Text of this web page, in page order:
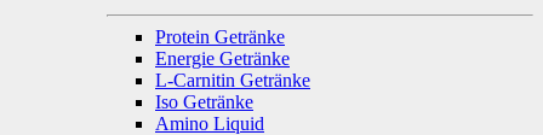
Protein Getränke
Energie Getränke
L-Carnitin Getränke
Iso Getränke
Amino Liquid